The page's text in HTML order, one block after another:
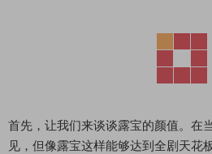
首先，让我们来谈谈露宝的颜值。在
见，但像露宝这样能够达到全剧天花